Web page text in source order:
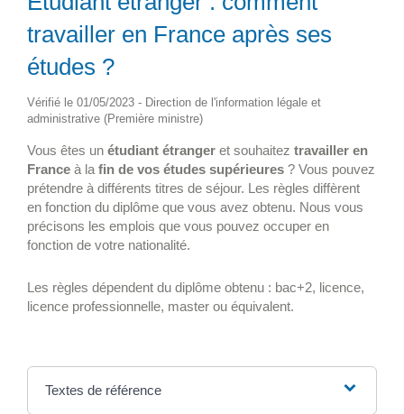
travailler en France après ses
études ?
Vérifié le 01/05/2023 - Direction de l'information légale et
administrative (Première ministre)
Vous êtes un étudiant étranger et souhaitez travailler en
France à la fin de vos études supérieures ? Vous pouvez
prétendre à différents titres de séjour. Les règles diffèrent
en fonction du diplôme que vous avez obtenu. Nous vous
précisons les emplois que vous pouvez occuper en
fonction de votre nationalité.
Les règles dépendent du diplôme obtenu : bac+2, licence,
licence professionnelle, master ou équivalent.
Textes de référence